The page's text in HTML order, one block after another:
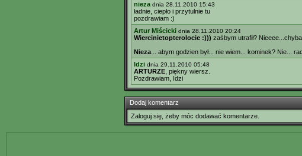
nieza dnia 28.11.2010 15:43
ładnie, ciepło i przytulnie tu
pozdrawiam :)
Artur Miścicki dnia 28.11.2010 20:24
Wiercinietopterolocie :))) zaśbym utrafił?
Nieza ... abym godzien był... nie wiem... kominek? Nie...
Idzi dnia 29.11.2010 05:48
ARTURZE , piękny wiersz.
Pozdrawiam, Idzi
Dodaj komentarz
Zaloguj się, żeby móc dodawać komentarze.